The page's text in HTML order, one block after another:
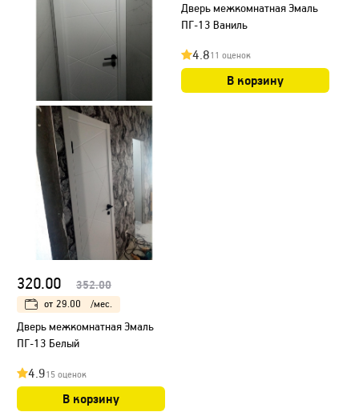
320.00 352.00
от 29.00 /мес.
Дверь межкомнатная Эмаль
ПГ-13 Белый
4.915 оценок
В корзину
Дверь межкомнатная Эмаль
ПГ-13 Ваниль
4.811 оценок
В корзину